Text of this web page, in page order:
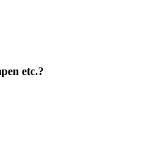
etc.?